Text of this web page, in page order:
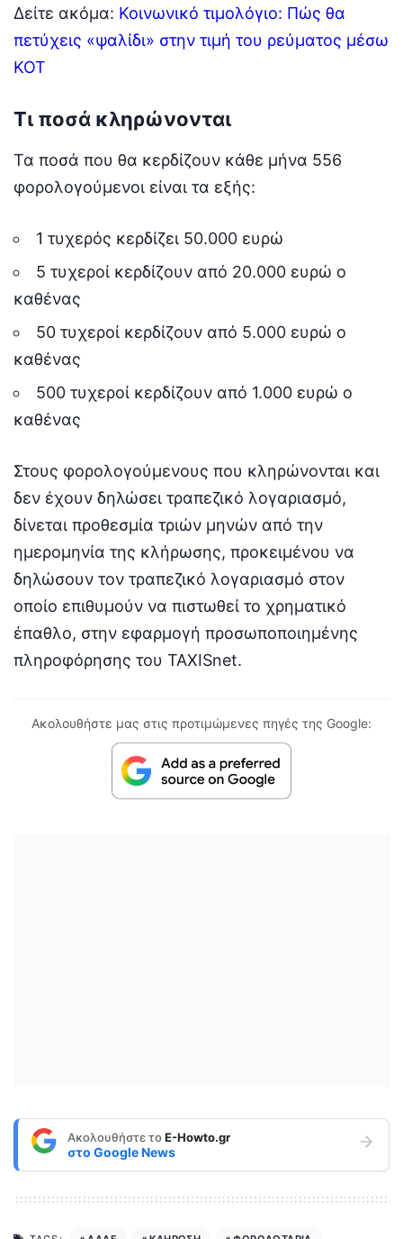
Δείτε ακόμα: Κοινωνικό τιμολόγιο: Πώς θα
πετύχεις «ψαλίδι» στην τιμή του ρεύματος μέσω
ΚΟΤ
Τι ποσά κληρώνονται
Τα ποσά που θα κερδίζουν κάθε μήνα 556
φορολογούμενοι είναι τα εξής:
1 τυχερός κερδίζει 50.000 ευρώ
5 τυχεροί κερδίζουν από 20.000 ευρώ ο
καθένας
50 τυχεροί κερδίζουν από 5.000 ευρώ ο
καθένας
500 τυχεροί κερδίζουν από 1.000 ευρώ ο
καθένας
Στους φορολογούμενους που κληρώνονται και
δεν έχουν δηλώσει τραπεζικό λογαριασμό,
δίνεται προθεσμία τριών μηνών από την
ημερομηνία της κλήρωσης, προκειμένου να
δηλώσουν τον τραπεζικό λογαριασμό στον
οποίο επιθυμούν να πιστωθεί το χρηματικό
έπαθλο, στην εφαρμογή προσωποποιημένης
πληροφόρησης του TAXISnet.
Ακολουθήστε μας στις προτιμώμενες πηγές της Google:
Ακολουθήστε τοE-Howto.gr
στο Google News